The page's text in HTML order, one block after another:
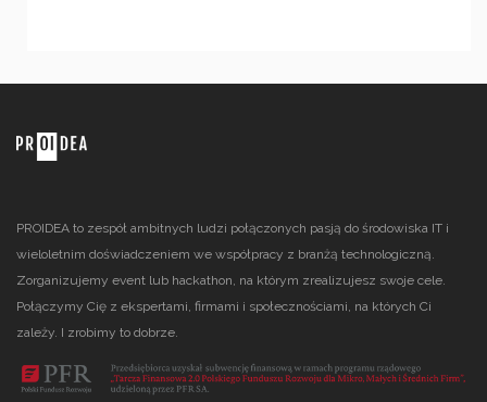
PROIDEA to zespół ambitnych ludzi połączonych pasją do środowiska IT i
wieloletnim doświadczeniem we współpracy z branżą technologiczną.
Zorganizujemy event lub hackathon, na którym zrealizujesz swoje cele.
Połączymy Cię z ekspertami, firmami i społecznościami, na których Ci
zależy. I zrobimy to dobrze.